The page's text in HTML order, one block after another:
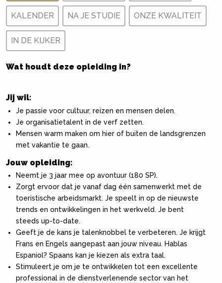
KALENDER NA JE STUDIE ONZE KWALITEIT
IN DE KIJKER
Wat houdt deze opleiding in?
Jij wil:
Je passie voor cultuur, reizen en mensen delen.
Je organisatietalent in de verf zetten.
Mensen warm maken om hier of buiten de landsgrenzen
met vakantie te gaan.
Jouw opleiding:
Neemt je 3 jaar mee op avontuur (180 SP).
Zorgt ervoor dat je vanaf dag één samenwerkt met de
toeristi­sche arbeidsmarkt. Je speelt in op de nieuwste
trends en ontwik­kelingen in het werkveld. Je bent
steeds up-to-date.
Geeft je de kans je talenknobbel te verbeteren. Je krijgt
Frans en Engels aangepast aan jouw niveau. Hablas
Espaniol? Spaans kan je kiezen als extra taal.
Stimuleert je om je te ontwikkelen tot een excellente
professio­nal in de dienstverlenende sector van het